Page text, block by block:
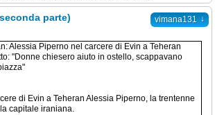
vimana131 ↓
parte)
Alessia Piperno nel carcere di Evin a Teheran
"Donne chiesero aiuto in ostello, scappavano
di Evin a Teheran Alessia Piperno, la trentenne
capitale iraniana.